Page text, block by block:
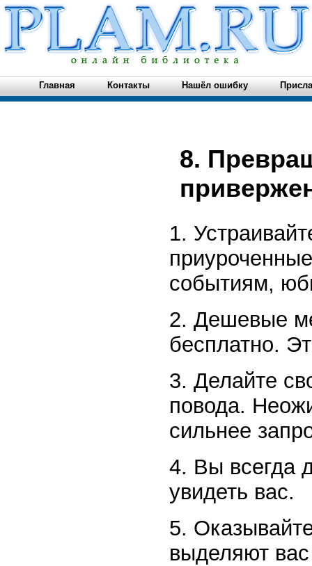
Главная Контакты Нашёл ошибку
8.
1.
событиям,
2. Дешевые
бесплатно.
3. Делайте
повода.
сильнее
4. Вы всегда
увидеть вас.
5.
выделяют вас